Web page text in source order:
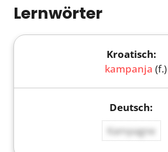
Lernwörter
kampanja (f.)
Kampagne